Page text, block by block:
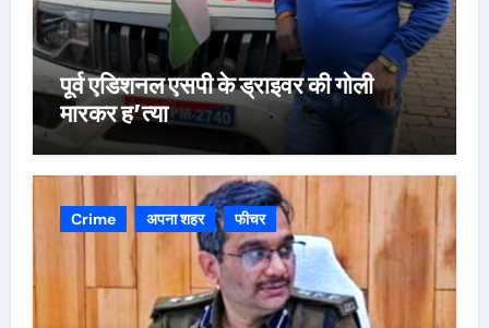
पूर्व एडिशनल एसपी के ड्राइवर की गोली
मारकर ह’त्या
Crime अपना शहर फीचर